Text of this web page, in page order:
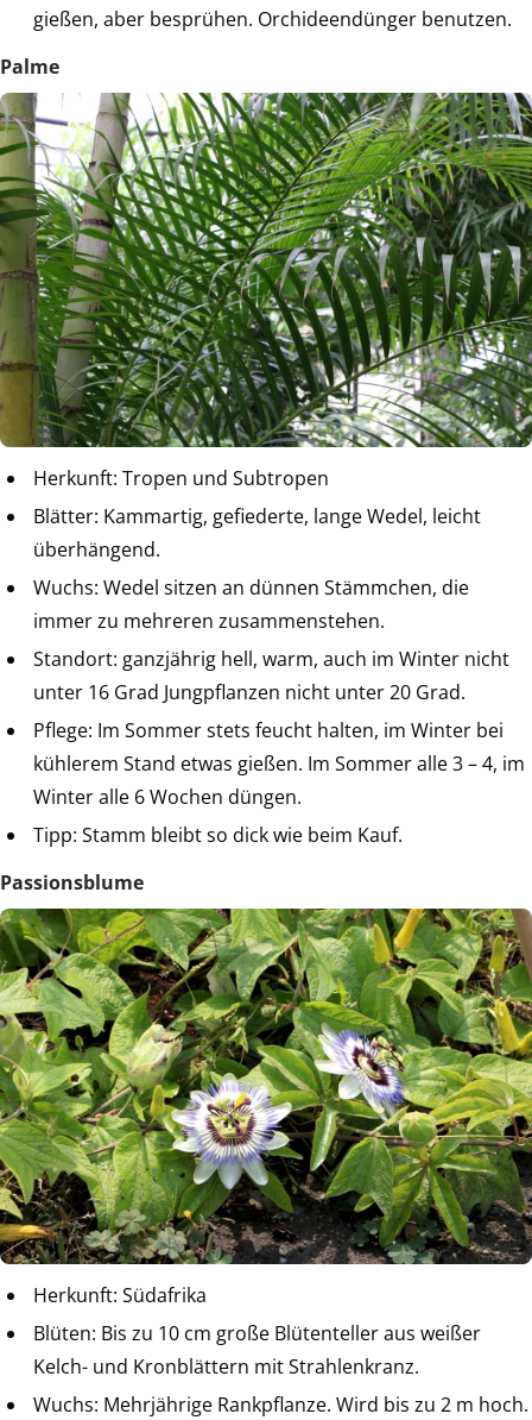
gießen, aber besprühen. Orchideendünger benutzen.
Palme
Herkunft: Tropen und Subtropen
Blätter: Kammartig, gefiederte, lange Wedel, leicht
überhängend.
Wuchs: Wedel sitzen an dünnen Stämmchen, die
immer zu mehreren zusammenstehen.
Standort: ganzjährig hell, warm, auch im Winter nicht
unter 16 Grad Jungpflanzen nicht unter 20 Grad.
Pflege: Im Sommer stets feucht halten, im Winter bei
kühlerem Stand etwas gießen. Im Sommer alle 3 – 4, im
Winter alle 6 Wochen düngen.
Tipp: Stamm bleibt so dick wie beim Kauf.
Passionsblume
Herkunft: Südafrika
Blüten: Bis zu 10 cm große Blütenteller aus weißer
Kelch- und Kronblättern mit Strahlenkranz.
Wuchs: Mehrjährige Rankpflanze. Wird bis zu 2 m hoch.